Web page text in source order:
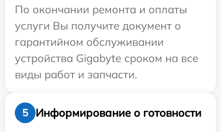
По окончании ремонта и оплаты
услуги Вы получите документ о
гарантийном обслуживании
устройства Gigabyte сроком на все
виды работ и запчасти.
5
Информирование о готовности